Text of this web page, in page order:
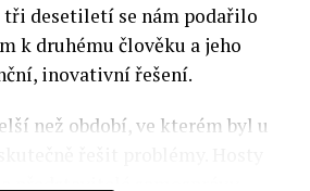
tři desetiletí se nám podařilo
k druhému člověku a jeho
inovativní řešení.
než období, ve kterém byl u
samosprávy,